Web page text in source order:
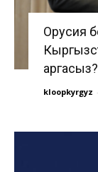
Орусия
аргасыз?
kloopkyrgyz -